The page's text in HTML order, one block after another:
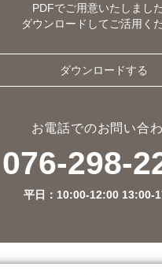
PDFでご用意いたしました
ダウンロードしてご活用く
ダウンロードする
お電話でのお問い合
076-298-
平日：10:00-12:00 13:00-